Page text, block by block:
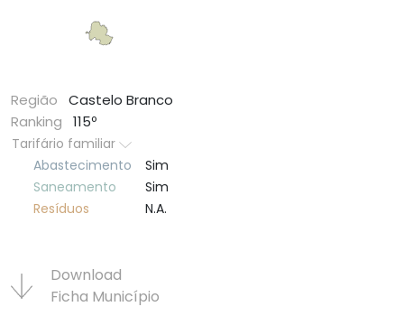
Região
Castelo Branco
Ranking
115º
Tarifário familiar
Abastecimento
Sim
Saneamento
Sim
Resí­duos
N.A.
Download
Ficha Municí­pio